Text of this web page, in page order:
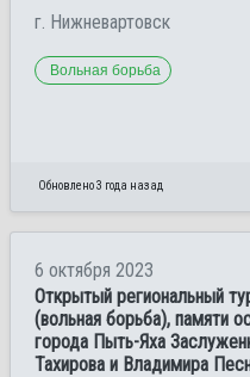
г. Нижневартовск
Вольная борьба
Обновлено 3 года назад
6 октября 2023
Открытый региональный
(вольная борьба), памяти
города Пыть-Яха
Тахирова и Владимира